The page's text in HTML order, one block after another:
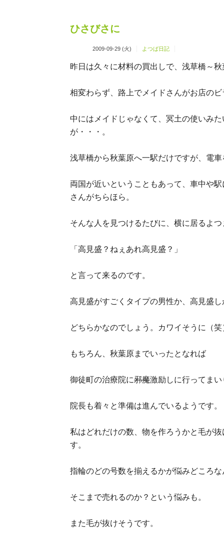
ひさびさに
2009-09-29 (火) よつば日記
昨日は久々に材料の買出しで、浅草橋～
相変わらず、路上でメイドさんがお店の
中にはメイドじゃなくて、冥土の使いみ
が・・・。
浅草橋から秋葉原へ一駅だけですが、電
両国が近いということもあって、車中や
さんがちらほら。
そんな人を見つけるたびに、横に居るよつ
「高見盛？ねぇあれ高見盛？」
と言って来るのです。
高見盛がすごくタイプの男性か、高見盛
どちらかなのでしょう。カワイそうに（笑
もちろん、秋葉原までいったとなれば
御徒町の治療院に邪魔激励しに行ってま
院長も着々と準備は進んでいるようです。
私はどれだけの数、物を作ろうかと毛が
す。
指輪のどの号数を揃えるかが悩みどころ
そこまで売れるのか？という悩みも。
また毛が抜けそうです。